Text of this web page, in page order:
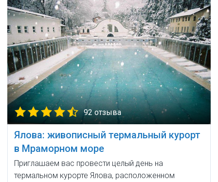
92 отзыва
Ялова: живописный термальный курорт
в Мраморном море
Приглашаем вас провести целый день на
термальном курорте Ялова, расположенном